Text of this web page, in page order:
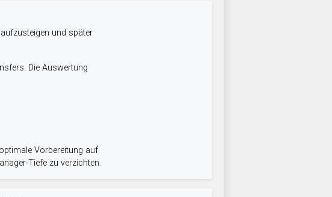
und später
Die Auswertung
Vorbereitung auf
Tiefe zu verzichten.